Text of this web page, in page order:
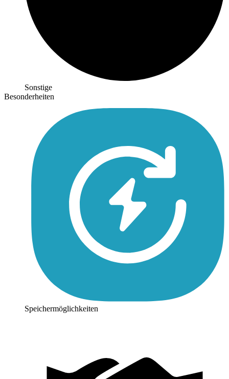
Sonstige
Besonderheiten
Speichermöglichkeiten